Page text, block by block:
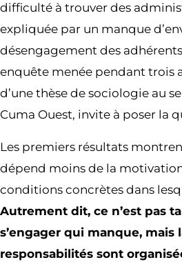
difficulté à trouver des
expliquée par un manque
désengagement des
enquête menée pendant trois
d’une thèse de sociologie au
Cuma Ouest, invite à poser la
Les premiers résultats
dépend moins de la
conditions concrètes dans
Autrement dit, ce n’est pas
s’engager qui manque, mais
responsabilités sont